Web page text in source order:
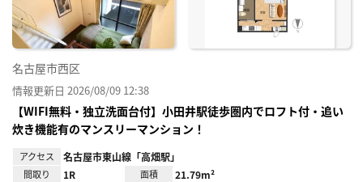
名古屋市西区
情報更新日 2026/08/09 12:38
【WIFI無料・独立洗面台付】小田井駅徒歩圏内でロフト付・追い
炊き機能有のマンスリーマンション！
アクセス 名古屋市東山線「高畑駅」
間取り 1R 面積 21.79m²